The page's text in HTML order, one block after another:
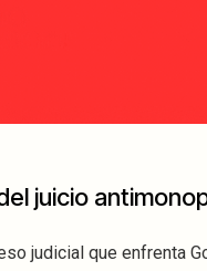
juicio
judicial que enfrenta